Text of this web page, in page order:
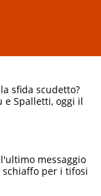
sfida scudetto?
e Spalletti, oggi il
messaggio
per i tifosi